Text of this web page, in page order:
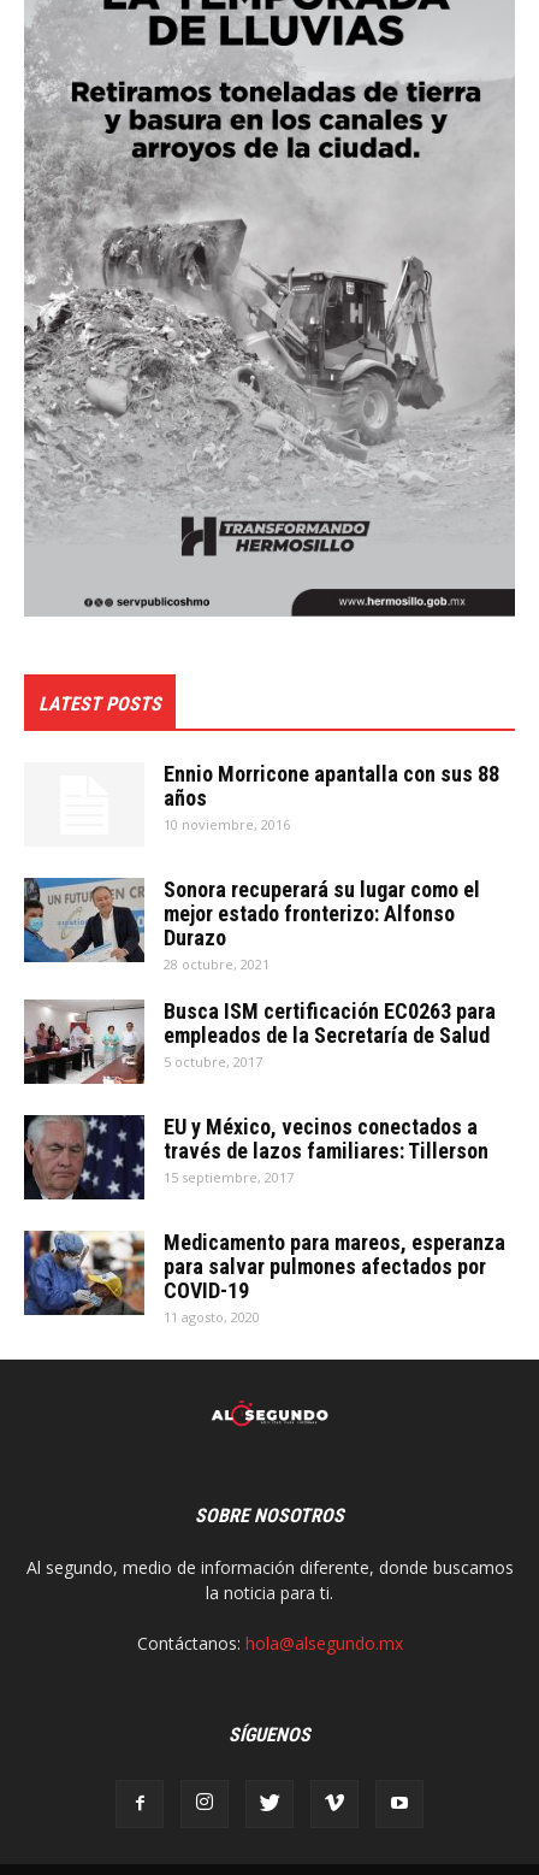
LATEST POSTS
Ennio Morricone apantalla con sus 88
años
10 noviembre, 2016
Sonora recuperará su lugar como el
mejor estado fronterizo: Alfonso
Durazo
28 octubre, 2021
Busca ISM certificación EC0263 para
empleados de la Secretaría de Salud
5 octubre, 2017
EU y México, vecinos conectados a
través de lazos familiares: Tillerson
15 septiembre, 2017
Medicamento para mareos, esperanza
para salvar pulmones afectados por
COVID-19
11 agosto, 2020
SOBRE NOSOTROS
Al segundo, medio de información diferente, donde buscamos
la noticia para ti.
Contáctanos: hola@alsegundo.mx
SÍGUENOS